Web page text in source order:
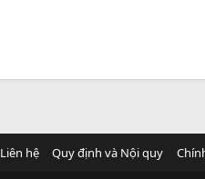
Liên hệ Quy định và Nội quy